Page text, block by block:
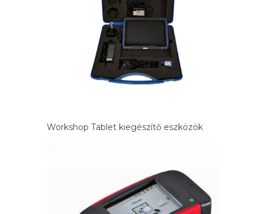
Workshop Tablet kiegészítő eszközök